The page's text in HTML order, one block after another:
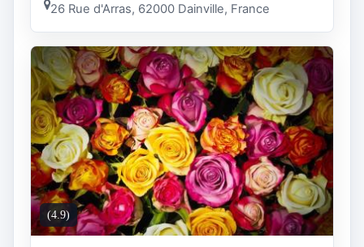
26 Rue d'Arras, 62000 Dainville, France
(4.9)